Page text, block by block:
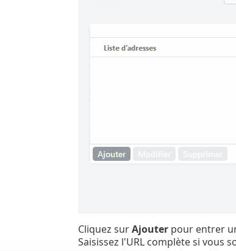
Cliquez surAjouterpour entrer
Saisissez l'URL complète si vous